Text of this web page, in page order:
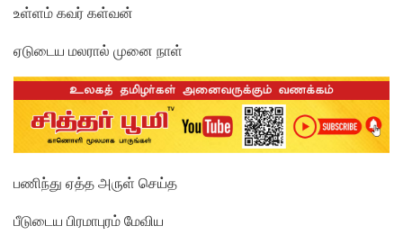
உள்ளம் கவர் கள்வன்
ஏடுடைய மலரால் முனை நாள்
பணிந்து ஏத்த அருள் செய்த
பீடுடைய பிரமாபுரம் மேவிய